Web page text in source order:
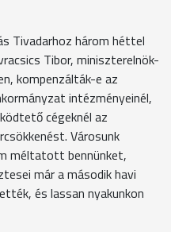
Tivadarhoz három héttel
Tibor, miniszterelnök-
kompenzálták-e az
intézményeinél,
cégeknél az
Városunk
méltatott bennünket,
már a második havi
és lassan nyakunkon